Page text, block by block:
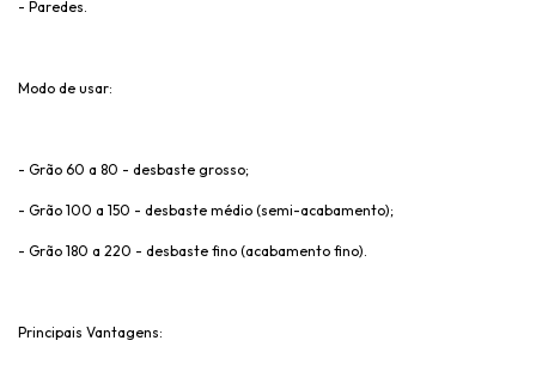
- Paredes.
Modo de usar:
- Grão 60 a 80 - desbaste grosso;
- Grão 100 a 150 - desbaste médio (semi-acabamento);
- Grão 180 a 220 - desbaste fino (acabamento fino).
Principais Vantagens: